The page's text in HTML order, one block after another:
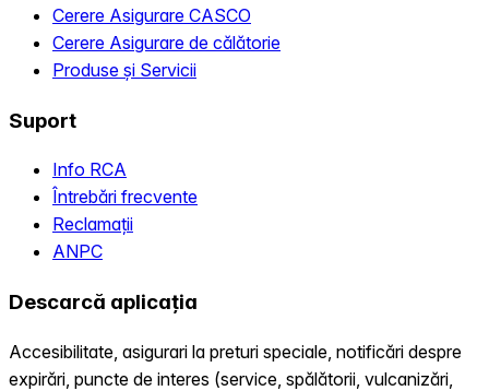
Cerere Asigurare CASCO
Cerere Asigurare de călătorie
Produse și Servicii
Suport
Info RCA
Întrebări frecvente
Reclamații
ANPC
Descarcă aplicația
Accesibilitate, asigurari la preturi speciale, notificări despre
expirări, puncte de interes (service, spălătorii, vulcanizări,